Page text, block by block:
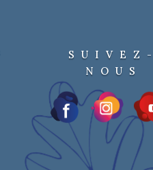
SUIVEZ-
NOUS